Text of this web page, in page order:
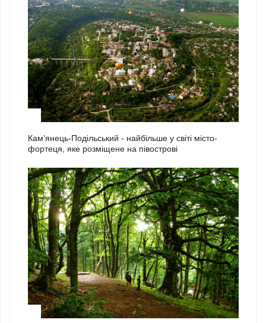
Кам’янець-Подільський - найбільше у світі місто-
фортеця, яке розміщене на півострові